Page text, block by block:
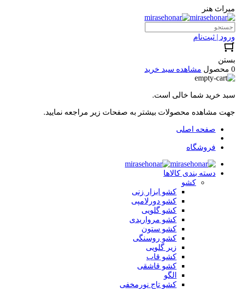
میراث هنر
ورود | ثبت‌نام
بستن
0 محصول
مشاهده سبد خرید
سبد خرید شما خالی است.
جهت مشاهده محصولات بیشتر به صفحات زیر مراجعه نمایید.
صفحه اصلی
فروشگاه
دسته بندی کالاها
کشو
کشو ابزار زنی
کشو دورلامپی
کشو گلویی
کشو مرواریدی
کشو ستون
کشو روسنگی
زیر گلویی
کشو قاب
کشو قاشقی
الگو
کشو تاج نورمخفی